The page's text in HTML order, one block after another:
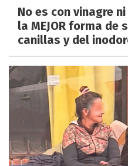
No es con vinagre
la MEJOR forma de
canillas y del